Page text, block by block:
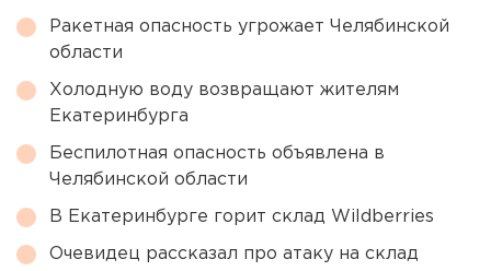
Ракетная опасность угрожает Челябинской
области
Холодную воду возвращают жителям
Екатеринбурга
Беспилотная опасность объявлена в
Челябинской области
В Екатеринбурге горит склад Wildberries
Очевидец рассказал про атаку на склад